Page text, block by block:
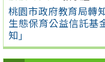
桃園市政府教育局轉
生態保育公益信託基
知」